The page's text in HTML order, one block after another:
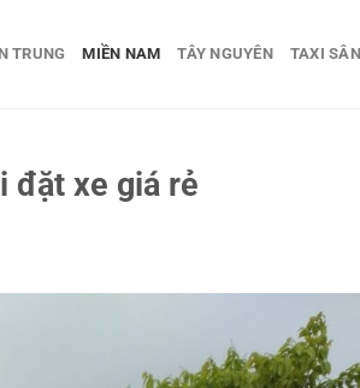
TRUNG MIỀN NAM TÂY NGUYÊN TAXI
đặt xe giá rẻ